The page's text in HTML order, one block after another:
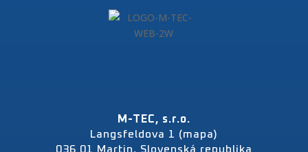
M-TEC, s.r.o.
Langsfeldova 1 (mapa)
036 01 Martin, Slovenská republika